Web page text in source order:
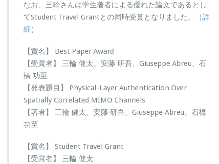
なお、三輪さんは学生著者による優れた論文であるとし
てStudent Travel Grantとの同時受賞となりました。（詳
細）
【賞名】 Best Paper Award
【受賞者】 三輪 健太、安藤 研吾、Giuseppe Abreu、石
橋 功至
【発表題目】 Physical-Layer Authentication Over
Spatially Correlated MIMO Channels
【著者】 三輪 健太、安藤 研吾、Giuseppe Abreu、石橋
功至
【賞名】 Student Travel Grant
【受賞者】 三輪 健太